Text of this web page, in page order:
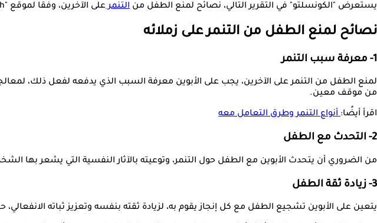
يستعرض "الكونسلتو" في التقرير التالي، نصائح لمنع الطفل من التنمرعلى الآخرين، وفقًا لموقع "Kids Health".
نصائح لمنع الطفل من التنمر على زملائه
1- معرفة سبب التنمر
لمنع الطفل من التنمر على الآخرين، يجب على الأبوين معرفة السبب الذي يدفعه لفعل ذلك،
من موقف معين.
اقرأ أيضًا:أنواع التنمر وطرق التعامل معه
2- التحدث مع الطفل
من الضروري أن يتحدث الأبوين مع الطفل حول التنمر، وتوعيته بالآثار النفسية التي يشعر بها
3- زيادة ثقة الطفل
يتعين على الأبوين تشجيع الطفل مع كل إنجاز يقوم به، لزيادة ثقته بنفسه وتعزيز ثباته